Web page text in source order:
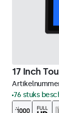
17 Inch
76 stuks